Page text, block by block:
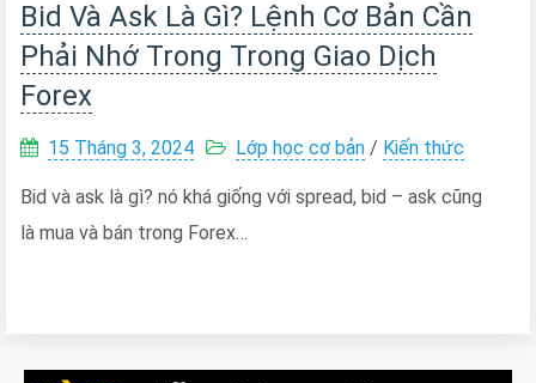
Bid Và Ask Là Gì? Lệnh Cơ Bản Cần
Phải Nhớ Trong Trong Giao Dịch
Forex
15 Tháng 3, 2024 Lớp học cơ bản / Kiến thức
Bid và ask là gì? nó khá giống với spread, bid – ask cũng
là mua và bán trong Forex…